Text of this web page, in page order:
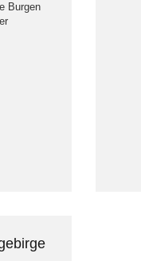
Burgen